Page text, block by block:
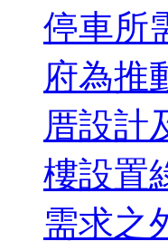
停車所
府為推
厝設計
樓設置
需求之